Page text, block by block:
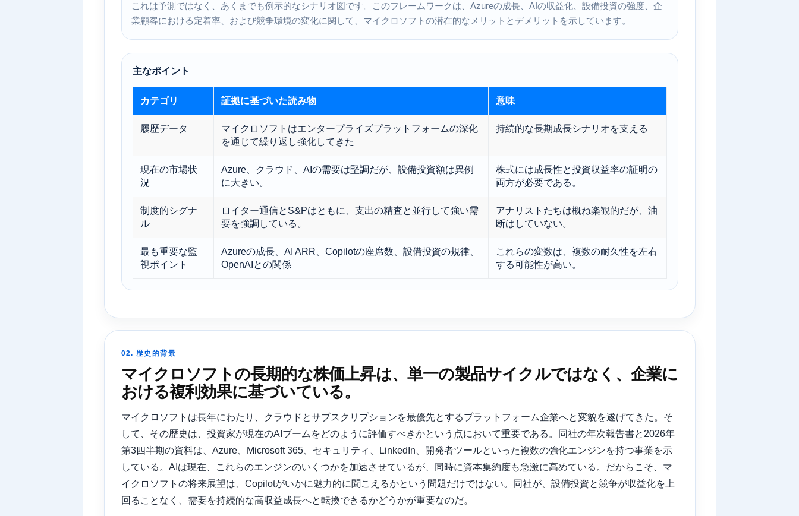
これは予測ではなく、あくまでも例示的なシナリオ図です。このフレームワークは、Azureの成長、AIの収益化、設備投資の強度、企
業顧客における定着率、および競争環境の変化に関して、マイクロソフトの潜在的なメリットとデメリットを示しています。
主なポイント
カテゴリ 証拠に基づいた読み物 意味
履歴データ
マイクロソフトはエンタープライズプラットフォームの深化
を通じて繰り返し強化してきた
持続的な長期成長シナリオを支える
現在の市場状
況
Azure、クラウド、AIの需要は堅調だが、設備投資額は異例
に大きい。
株式には成長性と投資収益率の証明の
両方が必要である。
制度的シグナ
ル
ロイター通信とS&Pはともに、支出の精査と並行して強い需
要を強調している。
アナリストたちは概ね楽観的だが、油
断はしていない。
最も重要な監
視ポイント
Azureの成長、AI ARR、Copilotの座席数、設備投資の規律、
OpenAIとの関係
これらの変数は、複数の耐久性を左右
する可能性が高い。
02. 歴史的背景
マイクロソフトの長期的な株価上昇は、単一の製品サイクルではなく、企業に
おける複利効果に基づいている。
マイクロソフトは長年にわたり、クラウドとサブスクリプションを最優先とするプラットフォーム企業へと変貌を遂げてきた。そ
して、その歴史は、投資家が現在のAIブームをどのように評価すべきかという点において重要である。同社の年次報告書と2026年
第3四半期の資料は、Azure、Microsoft 365、セキュリティ、LinkedIn、開発者ツールといった複数の強化エンジンを持つ事業を示
している。AIは現在、これらのエンジンのいくつかを加速させているが、同時に資本集約度も急激に高めている。だからこそ、マ
イクロソフトの将来展望は、Copilotがいかに魅力的に聞こえるかという問題だけではない。同社が、設備投資と競争が収益化を上
回ることなく、需要を持続的な高収益成長へと転換できるかどうかが重要なのだ。